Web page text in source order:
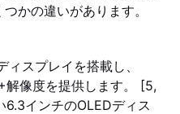
かの違いがあります。
スプレイを搭載し、
像度を提供します。 [5,
インチのOLEDディス